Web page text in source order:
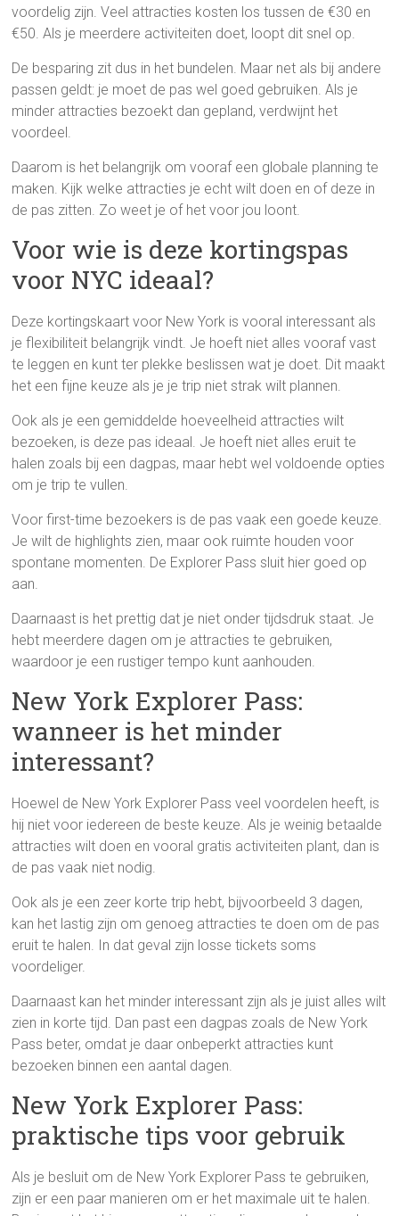
voordelig zijn. Veel attracties kosten los tussen de €30 en
€50. Als je meerdere activiteiten doet, loopt dit snel op.
De besparing zit dus in het bundelen. Maar net als bij andere
passen geldt: je moet de pas wel goed gebruiken. Als je
minder attracties bezoekt dan gepland, verdwijnt het
voordeel.
Daarom is het belangrijk om vooraf een globale planning te
maken. Kijk welke attracties je echt wilt doen en of deze in
de pas zitten. Zo weet je of het voor jou loont.
Voor wie is deze kortingspas
voor NYC ideaal?
Deze kortingskaart voor New York is vooral interessant als
je flexibiliteit belangrijk vindt. Je hoeft niet alles vooraf vast
te leggen en kunt ter plekke beslissen wat je doet. Dit maakt
het een fijne keuze als je je trip niet strak wilt plannen.
Ook als je een gemiddelde hoeveelheid attracties wilt
bezoeken, is deze pas ideaal. Je hoeft niet alles eruit te
halen zoals bij een dagpas, maar hebt wel voldoende opties
om je trip te vullen.
Voor first-time bezoekers is de pas vaak een goede keuze.
Je wilt de highlights zien, maar ook ruimte houden voor
spontane momenten. De Explorer Pass sluit hier goed op
aan.
Daarnaast is het prettig dat je niet onder tijdsdruk staat. Je
hebt meerdere dagen om je attracties te gebruiken,
waardoor je een rustiger tempo kunt aanhouden.
New York Explorer Pass:
wanneer is het minder
interessant?
Hoewel de New York Explorer Pass veel voordelen heeft, is
hij niet voor iedereen de beste keuze. Als je weinig betaalde
attracties wilt doen en vooral gratis activiteiten plant, dan is
de pas vaak niet nodig.
Ook als je een zeer korte trip hebt, bijvoorbeeld 3 dagen,
kan het lastig zijn om genoeg attracties te doen om de pas
eruit te halen. In dat geval zijn losse tickets soms
voordeliger.
Daarnaast kan het minder interessant zijn als je juist alles wilt
zien in korte tijd. Dan past een dagpas zoals de New York
Pass beter, omdat je daar onbeperkt attracties kunt
bezoeken binnen een aantal dagen.
New York Explorer Pass:
praktische tips voor gebruik
Als je besluit om de New York Explorer Pass te gebruiken,
zijn er een paar manieren om er het maximale uit te halen.